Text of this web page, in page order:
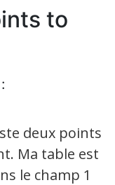
to
deux points
Ma table est
le champ 1